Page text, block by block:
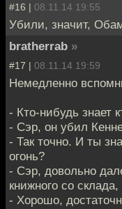
#16 | 08.11.14 19:55
Убили, значит,
bratherrab »
#17 | 08.11.14 19:59
Немедленно
- Кто-нибудь знает
- Сэр, он убил
- Так точно. И ты
огонь?
- Сэр, довольно
книжного со склада,
- Хорошо,